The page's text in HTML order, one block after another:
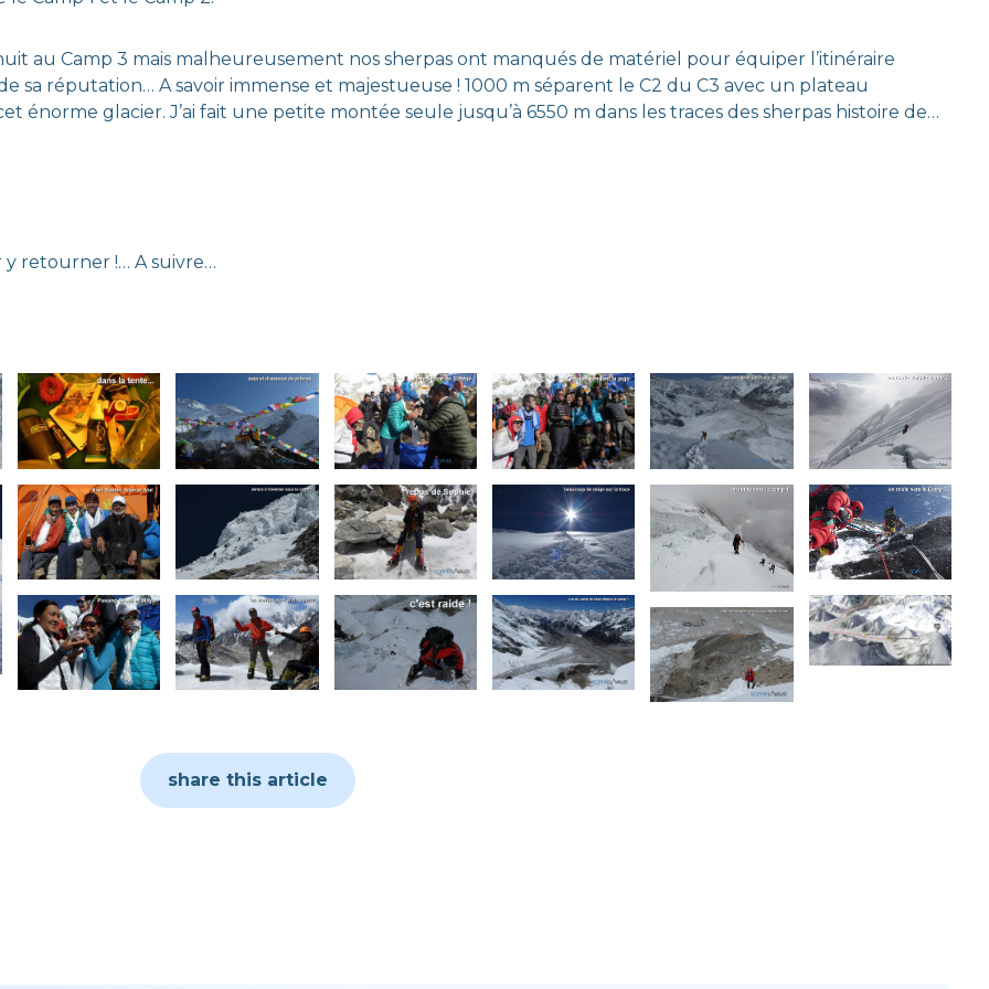
au Camp 3 mais malheureusement nos sherpas ont manqués de matériel pour équiper l’itinéraire
sa réputation… A savoir immense et majestueuse ! 1000 m séparent le C2 du C3 avec un plateau
énorme glacier. J’ai fait une petite montée seule jusqu’à 6550 m dans les traces des sherpas histoire de…
y retourner !… A suivre…
share this article